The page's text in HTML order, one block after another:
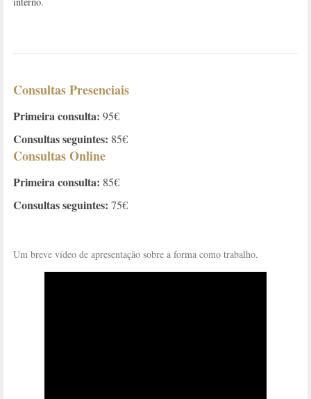
Consultas Presenciais
Primeira consulta: 95€
Consultas seguintes: 85€
Consultas Online
Primeira consulta: 85€
Consultas seguintes: 75€
Um breve vídeo de apresentação sobre a forma como trabalho.